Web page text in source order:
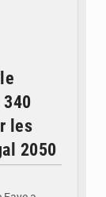
les
2050